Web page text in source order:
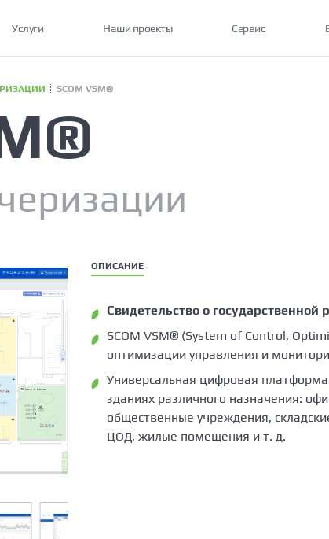
Услуги Наши проекты Сервис
SCOM VSM®
ОПИСАНИЕ
Cвидетельство о
SCOM VSM® (System of Control,
оптимизации управления и
Универсальная цифровая
зданиях различного назначения:
общественные учреждения,
ЦОД, жилые помещения и т. д.